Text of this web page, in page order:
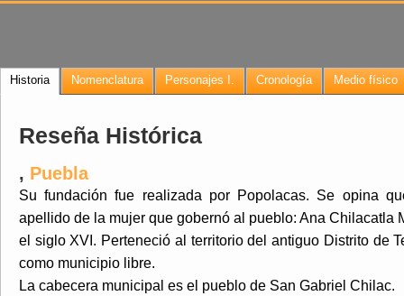
Historia Nomenclatura Personajes I. Cronología Medio físico
Reseña Histórica
, Puebla
Su fundación fue realizada por Popolacas. Se opina
apellido de la mujer que gobernó al pueblo: Ana Chilacatla
el siglo XVI. Perteneció al territorio del antiguo Distrito de
como municipio libre.
La cabecera municipal es el pueblo de San Gabriel Chilac.